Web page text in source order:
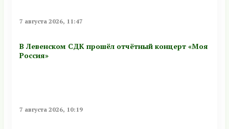
7 августа 2026, 11:47
В Левенском СДК прошёл отчётный концерт «Моя
Россия»
7 августа 2026, 10:19